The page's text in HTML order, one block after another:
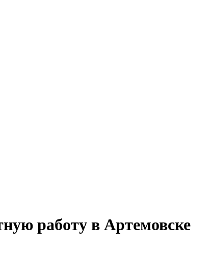
работу в Артемовске